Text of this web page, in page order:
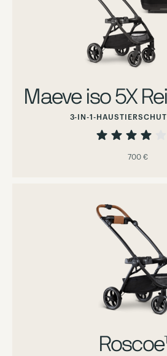
Maeve iso 5X
3-IN-1-
Bewertung:
700 €